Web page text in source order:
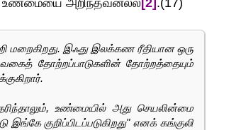
மறைகிறது. இஃது இலக்கண ரீதியான ஒரு
தோற்றப்பாடுகளின் தோற்றத்தையும்
உண்மையில் அது செயலின்மை
குறிப்பிடப்படுகிறது" எனக் கங்குலி